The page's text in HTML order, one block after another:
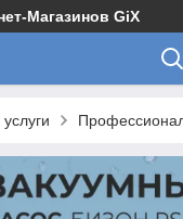
Магазинов GiX